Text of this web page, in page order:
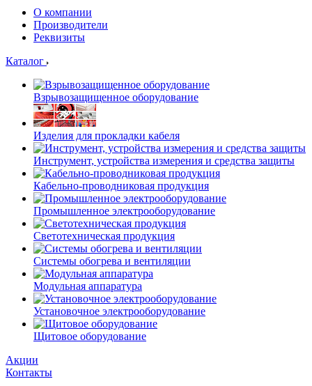
О компании
Производители
Реквизиты
Каталог
Взрывозащищенное оборудование
Изделия для прокладки кабеля
Инструмент, устройства измерения и средства защиты
Кабельно-проводниковая продукция
Промышленное электрооборудование
Светотехническая продукция
Системы обогрева и вентиляции
Модульная аппаратура
Установочное электрооборудование
Щитовое оборудование
Акции
Контакты